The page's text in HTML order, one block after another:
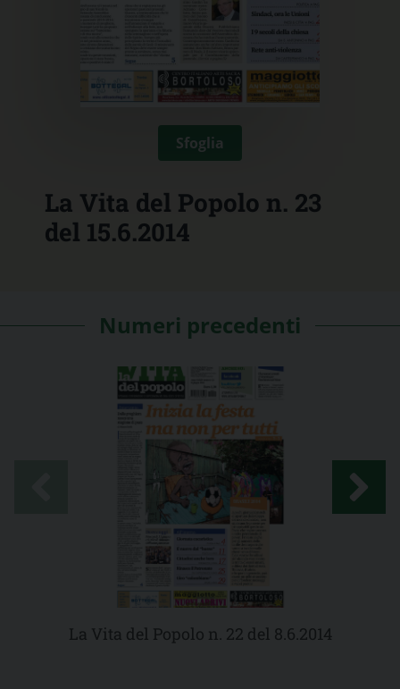
Sfoglia
La Vita del Popolo n. 23
del 15.6.2014
Numeri precedenti
La Vita del Popolo n. 22 del 8.6.2014